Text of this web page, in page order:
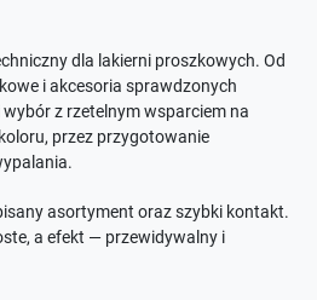
dla lakierni proszkowych. Od
i akcesoria sprawdzonych
z rzetelnym wsparciem na
przez przygotowanie
asortyment oraz szybki kontakt.
a efekt — przewidywalny i